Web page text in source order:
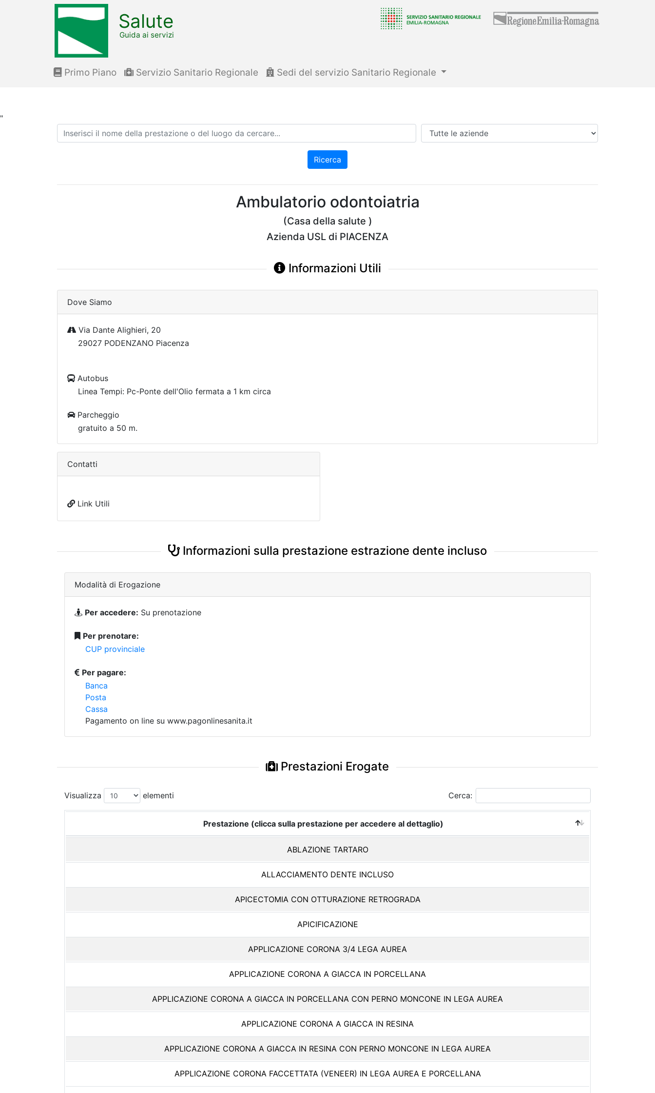
"
Salute
Guida ai servizi
Primo Piano Servizio Sanitario Regionale Sedi del servizio Sanitario Regionale
Ricerca Azienda
Ricerca
Ambulatorio odontoiatria
(Casa della salute )
Azienda USL di PIACENZA
Informazioni Utili
Dove Siamo
Via Dante Alighieri, 20
29027 PODENZANO Piacenza
Autobus
Linea Tempi: Pc-Ponte dell'Olio fermata a 1 km circa
Parcheggio
gratuito a 50 m.
Contatti
Link Utili
Informazioni sulla prestazione estrazione dente incluso
Modalità di Erogazione
Per accedere: Su prenotazione
Per prenotare:
CUP provinciale
Per pagare:
Banca
Posta
Cassa
Pagamento on line su www.pagonlinesanita.it
Prestazioni Erogate
Visualizza elementi Cerca:
Prestazione (clicca sulla prestazione per accedere al dettaglio)
ABLAZIONE TARTARO
ALLACCIAMENTO DENTE INCLUSO
APICECTOMIA CON OTTURAZIONE RETROGRADA
APICIFICAZIONE
APPLICAZIONE CORONA 3/4 LEGA AUREA
APPLICAZIONE CORONA A GIACCA IN PORCELLANA
APPLICAZIONE CORONA A GIACCA IN PORCELLANA CON PERNO MONCONE IN LEGA AUREA
APPLICAZIONE CORONA A GIACCA IN RESINA
APPLICAZIONE CORONA A GIACCA IN RESINA CON PERNO MONCONE IN LEGA AUREA
APPLICAZIONE CORONA FACCETTATA (VENEER) IN LEGA AUREA E PORCELLANA